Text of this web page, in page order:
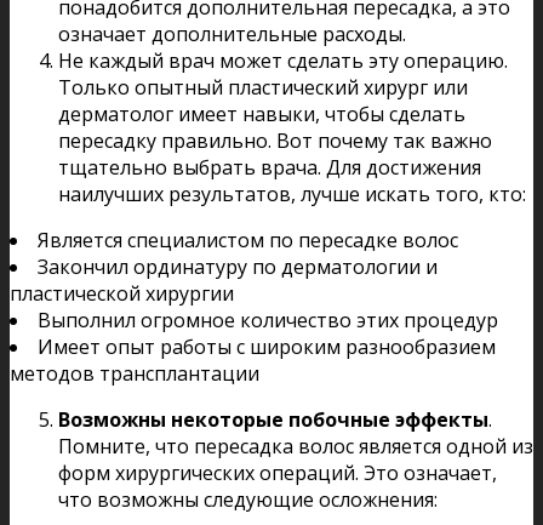
понадобится дополнительная пересадка, а это
означает дополнительные расходы.
Не каждый врач может сделать эту операцию.
Только опытный пластический хирург или
дерматолог имеет навыки, чтобы сделать
пересадку правильно. Вот почему так важно
тщательно выбрать врача. Для достижения
наилучших результатов, лучше искать того, кто:
Является специалистом по пересадке волос
Закончил ординатуру по дерматологии и
пластической хирургии
Выполнил огромное количество этих процедур
Имеет опыт работы с широким разнообразием
методов трансплантации
Возможны некоторые побочные эффекты.
Помните, что пересадка волос является одной из
форм хирургических операций. Это означает,
что возможны следующие осложнения: